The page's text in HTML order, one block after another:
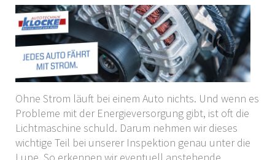
Ohne Strom läuft bei einem Auto nichts. Und wenn es
Probleme mit der Energieversorgung gibt, ist oft die
Lichtmaschine schuld. Darum nehmen wir dieses
wichtige Teil bei unserer Inspektion genau unter die
Lupe. So erkennen wir eventuell anstehende